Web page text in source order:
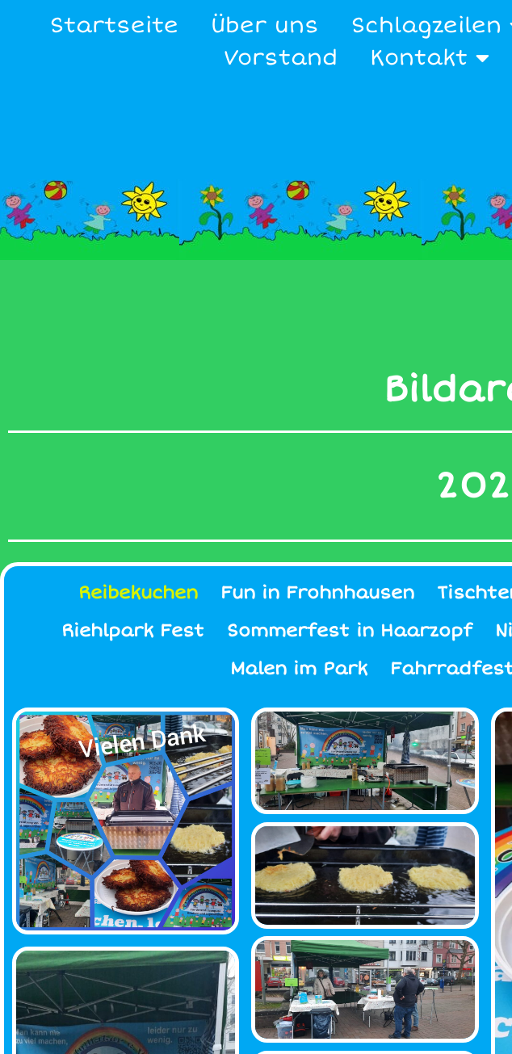
Startseite Über uns Schlagzeilen
Vorstand
Kontakt
Reibekuchen Fun in Frohnhausen
Riehlpark Fest
Sommerfest in Haarzopf
Malen im Park